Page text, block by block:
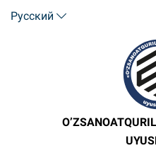
Русский